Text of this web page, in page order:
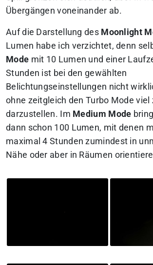
Übergängen voneinander ab.
Auf die Darstellung des Moonlight
Lumen habe ich verzichtet, denn
Mode mit 10 Lumen und einer
Stunden ist bei den gewählten
Belichtungseinstellungen nicht
ohne zeitgleich den Turbo Mode viel
darzustellen. Im Medium Mode
dann schon 100 Lumen, mit denen
maximal 4 Stunden zumindest in
Nähe oder aber in Räumen